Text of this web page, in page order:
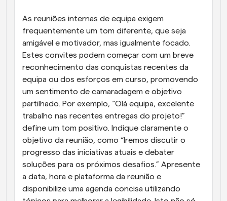
As reuniões internas de equipa exigem
frequentemente um tom diferente, que seja
amigável e motivador, mas igualmente focado.
Estes convites podem começar com um breve
reconhecimento das conquistas recentes da
equipa ou dos esforços em curso, promovendo
um sentimento de camaradagem e objetivo
partilhado. Por exemplo, “Olá equipa, excelente
trabalho nas recentes entregas do projeto!”
define um tom positivo. Indique claramente o
objetivo da reunião, como “Iremos discutir o
progresso das iniciativas atuais e debater
soluções para os próximos desafios.” Apresente
a data, hora e plataforma da reunião e
disponibilize uma agenda concisa utilizando